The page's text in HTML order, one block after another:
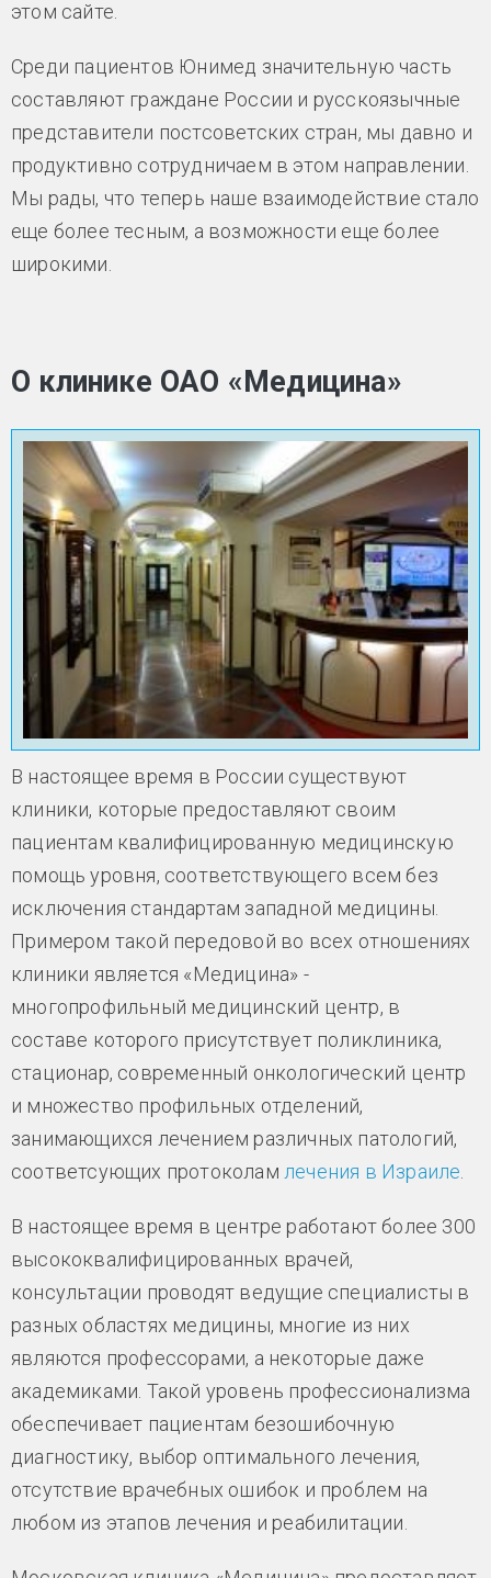
этом сайте.
Среди пациентов Юнимед значительную часть
составляют граждане России и русскоязычные
представители постсоветских стран, мы давно и
продуктивно сотрудничаем в этом направлении.
Мы рады, что теперь наше взаимодействие стало
еще более тесным, а возможности еще более
широкими.
О клинике ОАО «Медицина»
В настоящее время в России существуют
клиники, которые предоставляют своим
пациентам квалифицированную медицинскую
помощь уровня, соответствующего всем без
исключения стандартам западной медицины.
Примером такой передовой во всех отношениях
клиники является «Медицина» -
многопрофильный медицинский центр, в
составе которого присутствует поликлиника,
стационар, современный онкологический центр
и множество профильных отделений,
занимающихся лечением различных патологий,
соответсующих протоколам лечения в Израиле
В настоящее время в центре работают более 300
высококвалифицированных врачей,
консультации проводят ведущие специалисты в
разных областях медицины, многие из них
являются профессорами, а некоторые даже
академиками. Такой уровень профессионализма
обеспечивает пациентам безошибочную
диагностику, выбор оптимального лечения,
отсутствие врачебных ошибок и проблем на
любом из этапов лечения и реабилитации.